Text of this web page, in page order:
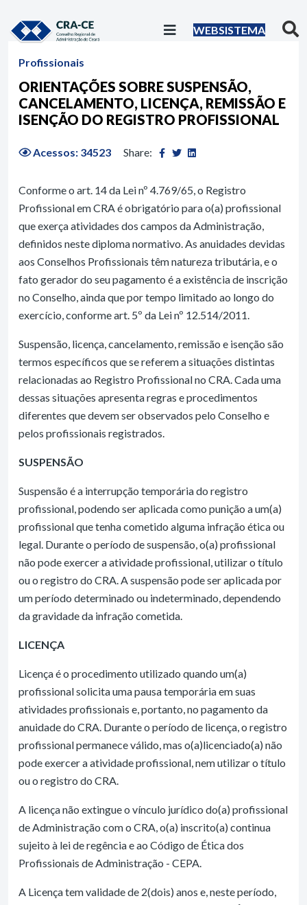
WEBSISTEMA
Profissionais
ORIENTAÇÕES SOBRE SUSPENSÃO,
CANCELAMENTO, LICENÇA, REMISSÃO E
ISENÇÃO DO REGISTRO PROFISSIONAL
Acessos: 34523 Share:
Conforme o art. 14 da Lei nº 4.769/65, o Registro
Profissional em CRA é obrigatório para o(a) profissional
que exerça atividades dos campos da Administração,
definidos neste diploma normativo. As anuidades devidas
aos Conselhos Profissionais têm natureza tributária, e o
fato gerador do seu pagamento é a existência de inscrição
no Conselho, ainda que por tempo limitado ao longo do
exercício, conforme art. 5º da Lei nº 12.514/2011.
Suspensão, licença, cancelamento, remissão e isenção são
termos específicos que se referem a situações distintas
relacionadas ao Registro Profissional no CRA. Cada uma
dessas situações apresenta regras e procedimentos
diferentes que devem ser observados pelo Conselho e
pelos profissionais registrados.
SUSPENSÃO
Suspensão é a interrupção temporária do registro
profissional, podendo ser aplicada como punição a um(a)
profissional que tenha cometido alguma infração ética ou
legal. Durante o período de suspensão, o(a) profissional
não pode exercer a atividade profissional, utilizar o título
ou o registro do CRA. A suspensão pode ser aplicada por
um período determinado ou indeterminado, dependendo
da gravidade da infração cometida.
LICENÇA
Licença é o procedimento utilizado quando um(a)
profissional solicita uma pausa temporária em suas
atividades profissionais e, portanto, no pagamento da
anuidade do CRA. Durante o período de licença, o registro
profissional permanece válido, mas o(a)licenciado(a) não
pode exercer a atividade profissional, nem utilizar o título
ou o registro do CRA.
A licença não extingue o vínculo jurídico do(a) profissional
de Administração com o CRA, o(a) inscrito(a) continua
sujeito à lei de regência e ao Código de Ética dos
Profissionais de Administração - CEPA.
A Licença tem validade de 2(dois) anos e, neste período,